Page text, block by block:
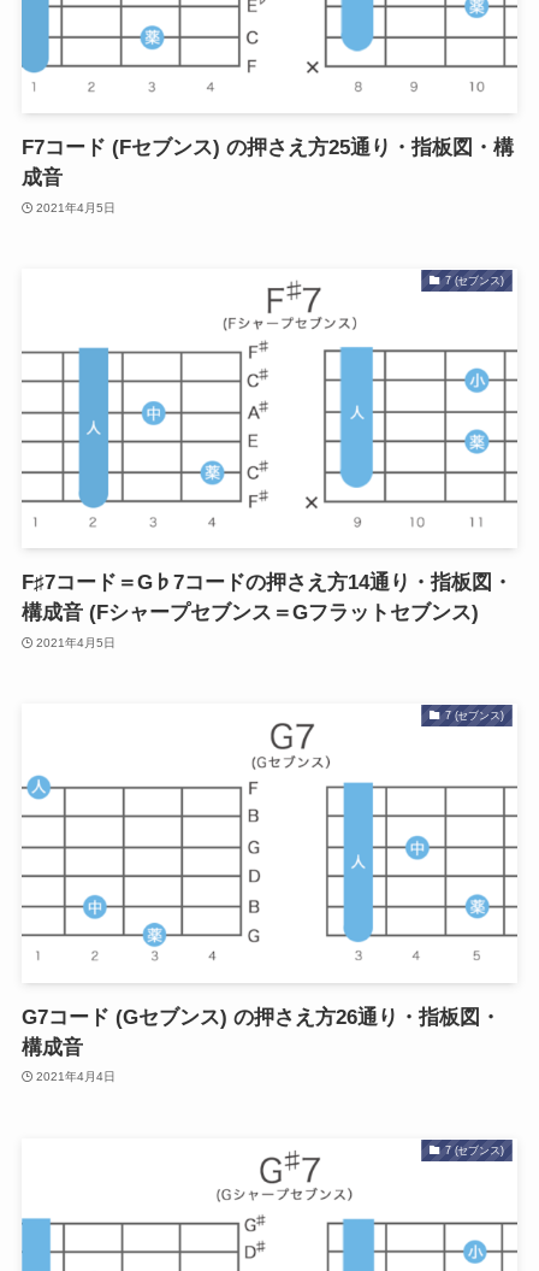
F7コード (Fセブンス) の押さえ方25通り・指板図・構
成音
2021年4月5日
7 (セブンス)
F♯7コード＝G♭7コードの押さえ方14通り・指板図・
構成音 (Fシャープセブンス＝Gフラットセブンス)
2021年4月5日
7 (セブンス)
G7コード (Gセブンス) の押さえ方26通り・指板図・
構成音
2021年4月4日
7 (セブンス)